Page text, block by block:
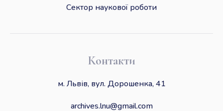
Сектор наукової роботи
Контакти
м. Львів, вул. Дорошенка, 41
archives.lnu@gmail.com